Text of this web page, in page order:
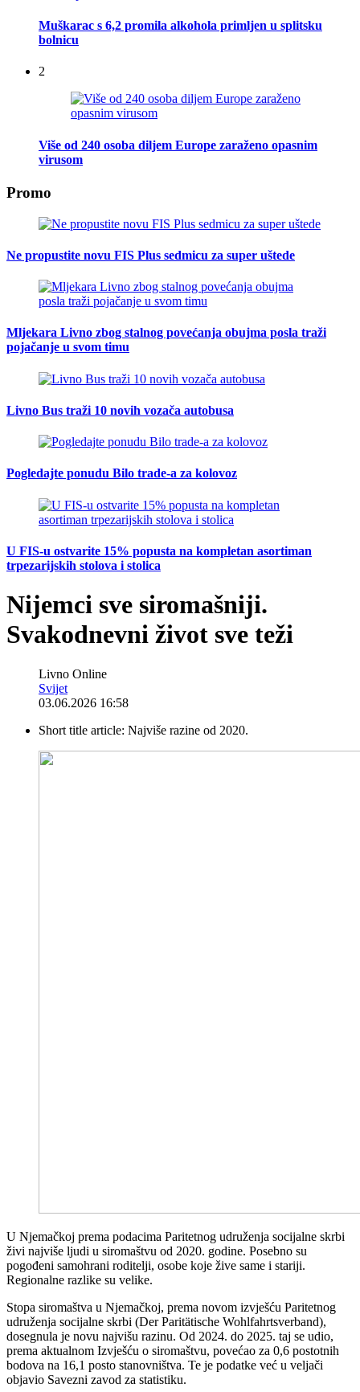
Muškarac s 6,2 promila alkohola primljen u splitsku
bolnicu
2
Više od 240 osoba diljem Europe zaraženo opasnim
virusom
Promo
Ne propustite novu FIS Plus sedmicu za super uštede
Mljekara Livno zbog stalnog povećanja obujma posla traži
pojačanje u svom timu
Livno Bus traži 10 novih vozača autobusa
Pogledajte ponudu Bilo trade-a za kolovoz
U FIS-u ostvarite 15% popusta na kompletan asortiman
trpezarijskih stolova i stolica
Nijemci sve siromašniji.
Svakodnevni život sve teži
Livno Online
Svijet
03.06.2026 16:58
Short title article: Najviše razine od 2020.
U Njemačkoj prema podacima Paritetnog udruženja socijalne skrbi
živi najviše ljudi u siromaštvu od 2020. godine. Posebno su
pogođeni samohrani roditelji, osobe koje žive same i stariji.
Regionalne razlike su velike.
Stopa siromaštva u Njemačkoj, prema novom izvješću Paritetnog
udruženja socijalne skrbi (Der Paritätische Wohlfahrtsverband),
dosegnula je novu najvišu razinu. Od 2024. do 2025. taj se udio,
prema aktualnom Izvješću o siromaštvu, povećao za 0,6 postotnih
bodova na 16,1 posto stanovništva. Te je podatke već u veljači
objavio Savezni zavod za statistiku.